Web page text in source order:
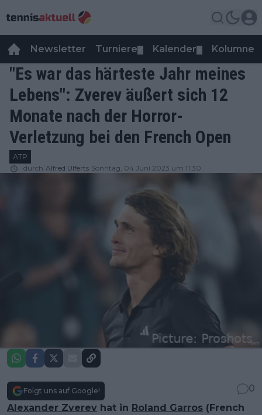
Newsletter Turniere Kalender Kolumnen
"Es war das härteste Jahr meines
Lebens": Zverev äußert sich 12
Monate nach der Horror-
Verletzung bei den French Open
ATP
durch Alfred Ulferts Sonntag, 04 Juni 2023 um 11:30
Folgt uns auf Google!
0
Alexander Zverev hat in Roland Garros (French